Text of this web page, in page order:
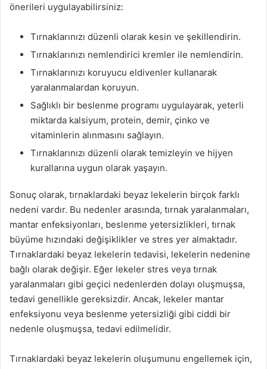
önerileri uygulayabilirsiniz:
Tırnaklarınızı düzenli olarak kesin ve şekillendirin.
Tırnaklarınızı nemlendirici kremler ile nemlendirin.
Tırnaklarınızı koruyucu eldivenler kullanarak
yaralanmalardan koruyun.
Sağlıklı bir beslenme programı uygulayarak, yeterli
miktarda kalsiyum, protein, demir, çinko ve
vitaminlerin alınmasını sağlayın.
Tırnaklarınızı düzenli olarak temizleyin ve hijyen
kurallarına uygun olarak yaşayın.
Sonuç olarak, tırnaklardaki beyaz lekelerin birçok farklı
nedeni vardır. Bu nedenler arasında, tırnak yaralanmaları,
mantar enfeksiyonları, beslenme yetersizlikleri, tırnak
büyüme hızındaki değişiklikler ve stres yer almaktadır.
Tırnaklardaki beyaz lekelerin tedavisi, lekelerin nedenine
bağlı olarak değişir. Eğer lekeler stres veya tırnak
yaralanmaları gibi geçici nedenlerden dolayı oluşmuşsa,
tedavi genellikle gereksizdir. Ancak, lekeler mantar
enfeksiyonu veya beslenme yetersizliği gibi ciddi bir
nedenle oluşmuşsa, tedavi edilmelidir.
Tırnaklardaki beyaz lekelerin oluşumunu engellemek için,